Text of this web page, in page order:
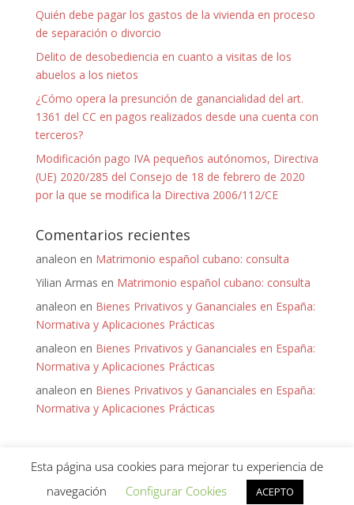
Quién debe pagar los gastos de la vivienda en proceso
de separación o divorcio
Delito de desobediencia en cuanto a visitas de los
abuelos a los nietos
¿Cómo opera la presunción de ganancialidad del art.
1361 del CC en pagos realizados desde una cuenta con
terceros?
Modificación pago IVA pequeños autónomos, Directiva
(UE) 2020/285 del Consejo de 18 de febrero de 2020
por la que se modifica la Directiva 2006/112/CE
Comentarios recientes
analeon en Matrimonio español cubano: consulta
Yilian Armas en Matrimonio español cubano: consulta
analeon en Bienes Privativos y Gananciales en España:
Normativa y Aplicaciones Prácticas
analeon en Bienes Privativos y Gananciales en España:
Normativa y Aplicaciones Prácticas
analeon en Bienes Privativos y Gananciales en España:
Normativa y Aplicaciones Prácticas
Esta página usa cookies para mejorar tu experiencia de
navegación
Configurar Cookies ACEPTO